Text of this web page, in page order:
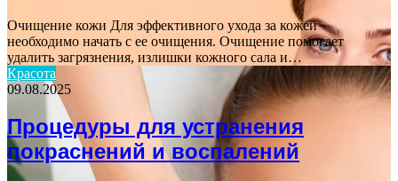
Очищение кожи Для эффективного ухода за кожей
необходимо начать с ее очищения. Очищение помогает
удалить загрязнения, излишки кожного сала и…
Красота
09.08.2025
Процедуры для устранения
покраснений и воспалений